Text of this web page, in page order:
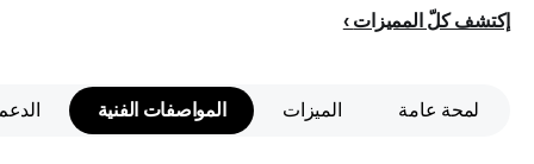
إكتشف كلّ المميزات
لمحة عامة الميزات المواصفات الفنية